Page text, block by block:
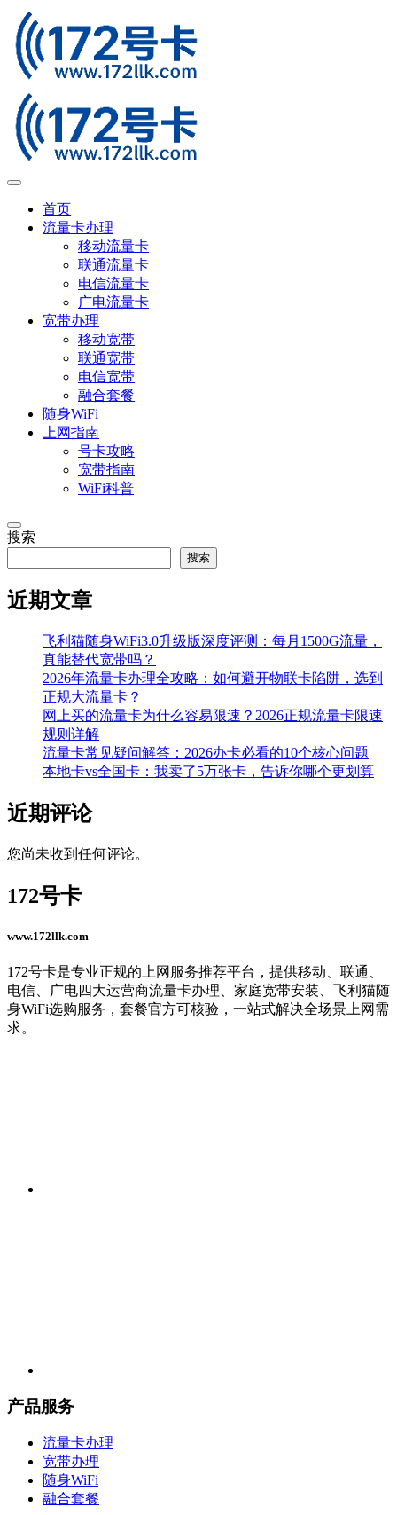
首页
流量卡办理
移动流量卡
联通流量卡
电信流量卡
广电流量卡
宽带办理
移动宽带
联通宽带
电信宽带
融合套餐
随身WiFi
上网指南
号卡攻略
宽带指南
WiFi科普
搜索
搜索
近期文章
飞利猫随身WiFi3.0升级版深度评测：每月1500G流量，
真能替代宽带吗？
2026年流量卡办理全攻略：如何避开物联卡陷阱，选到
正规大流量卡？
网上买的流量卡为什么容易限速？2026正规流量卡限速
规则详解
流量卡常见疑问解答：2026办卡必看的10个核心问题
本地卡vs全国卡：我卖了5万张卡，告诉你哪个更划算
近期评论
您尚未收到任何评论。
172号卡
www.172llk.com
172号卡是专业正规的上网服务推荐平台，提供移动、联通、
电信、广电四大运营商流量卡办理、家庭宽带安装、飞利猫随
身WiFi选购服务，套餐官方可核验，一站式解决全场景上网需
求。
产品服务
流量卡办理
宽带办理
随身WiFi
融合套餐